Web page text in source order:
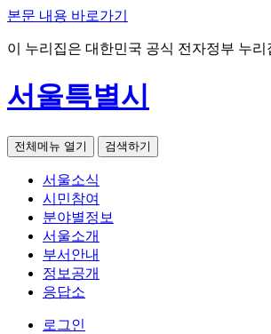
본문 내용 바로가기
이 누리집은 대한민국 공식 전자정부 누리
서울특별시
전체메뉴 열기 검색하기
서울소식
시민참여
분야별정보
서울소개
부서안내
정보공개
응답소
로그인